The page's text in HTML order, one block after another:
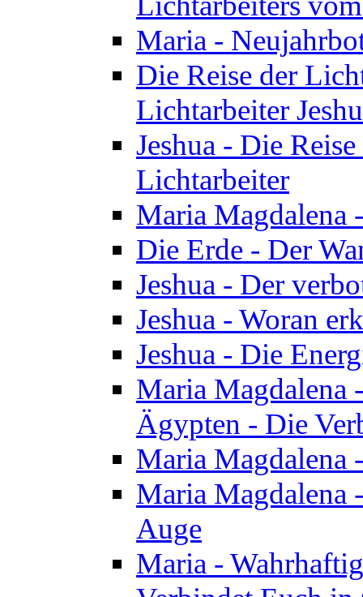
Maria -
Die Reise der
Lichtarbeiter
Jeshua - Die
Lichtarbeiter
Maria Magdalena
Die Erde - Der
Jeshua - Der
Jeshua - Woran
Jeshua - Die
Maria Magdalena
Ägypten - Die
Maria Magdalena
Maria Magdalena
Auge
Maria -